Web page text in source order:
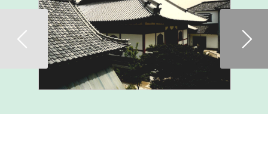
Previous